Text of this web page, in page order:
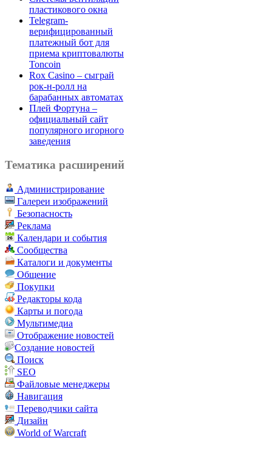
пластикового окна
Telegram-
верифицированный
платежный бот для
приема криптовалюты
Toncoin
Rox Casino – сыграй
рок-н-ролл на
барабанных автоматах
Плей Фортуна –
официальный сайт
популярного игорного
заведения
Тематика расширений
Администрирование
Галереи изображений
Безопасность
Реклама
Календари и события
Сообщества
Каталоги и документы
Общение
Покупки
Редакторы кода
Карты и погода
Мультимедиа
Отображение новостей
Создание новостей
Поиск
SEO
Файловые менеджеры
Навигация
Переводчики сайта
Дизайн
World of Warcraft